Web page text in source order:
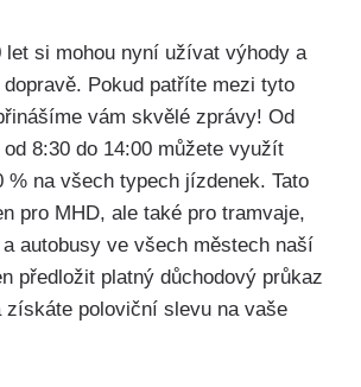
let si mohou​ nyní užívat výhody a
Pokud patříte mezi tyto
vám‌ skvělé zprávy! Od
8:30 do 14:00‌ můžete využít
% na všech typech jízdenek. Tato
pro MHD, ale⁢ také pro ⁢tramvaje,
autobusy ve všech městech naší
předložit platný důchodový průkaz
získáte poloviční ‌slevu na vaše